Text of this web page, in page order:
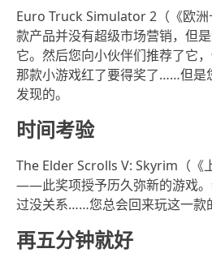
Euro Truck Simulator 2（《欧
款产品并没有超级市场营销，但
它。然后您向小伙伴们推荐了它
那款小游戏红了要得奖了……但是
发现的。
时间考验
The Elder Scrolls V: Skyrim（《
——此奖项授予历久弥新的游戏
过没关系……您总会回来玩这一款
再五分钟就好